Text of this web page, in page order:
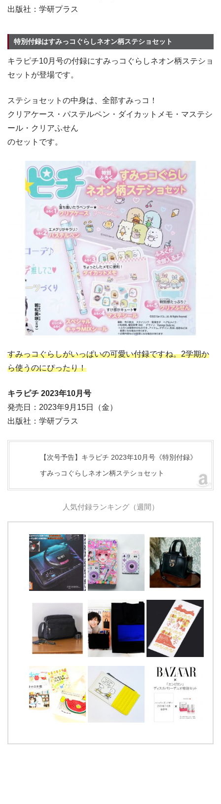
出版社：学研プラス
特別付録はすみっコぐらしネオン柄ステショセット
キラピチ10月号の付録にすみっコぐらしネオン柄ステショ
セットが登場です。
ステショセットの中身は、全部すみっコ！
クリアケース・パステルペン・ダイカットメモ・マステシ
ール・クリアふせん
のセットです。
すみっコぐらしがいっぱいの可愛い付録ですね。2学期か
ら使うのにぴったり！
キラピチ 2023年10月号
発売日：2023年9月15日（金）
出版社：学研プラス
【次号予告】キラピチ 2023年10月号《特別付録》
すみっコぐらしネオン柄ステショセット
人気付録ランキング（週間）